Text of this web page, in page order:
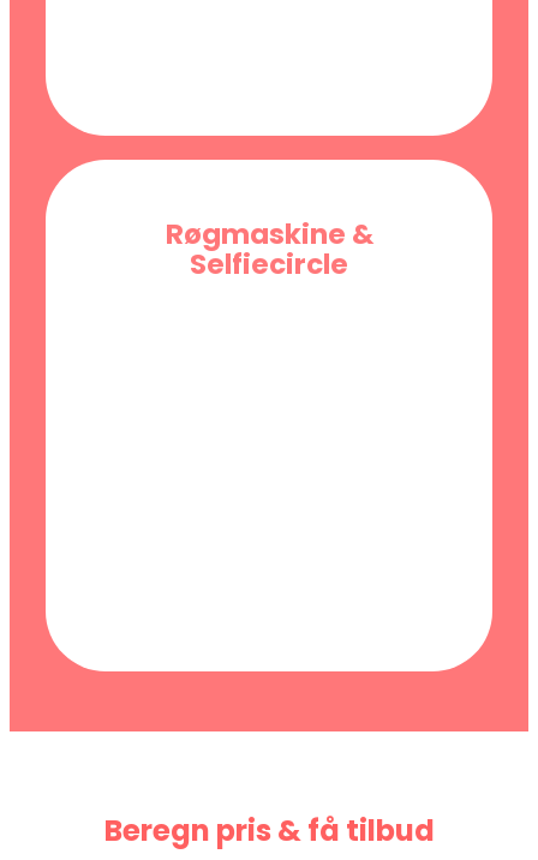
Røgmaskine &
Selfiecircle
Beregn pris & få tilbud